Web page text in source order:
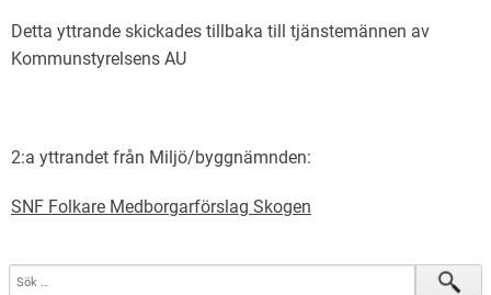
Detta yttrande skickades tillbaka till tjänstemännen av
Kommunstyrelsens AU
2:a yttrandet från Miljö/byggnämnden:
SNF Folkare Medborgarförslag Skogen